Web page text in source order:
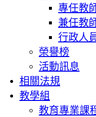
專任教
兼任教
行政人
榮譽榜
活動訊息
相關法規
教學組
教育專業課